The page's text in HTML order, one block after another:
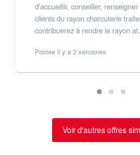
d'accueillir, conseiller,
clients du rayon charcuterie
contribuerez à rendre le rayon
Postée il y a 2 semaines
Voir d'autres offres